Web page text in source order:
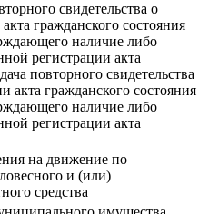
свидетельства о
гражданского состояния
наличие либо
регистрации акта
повторного свидетельства
акта гражданского состояния
наличие либо
регистрации акта
на движение по
и (или)
средства